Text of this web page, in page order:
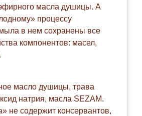
масла душицы. А
процессу
в нем сохранены все
компонентов: масел,
масло душицы, трава
натрия, масла SEZAM.
не содержит консервантов,